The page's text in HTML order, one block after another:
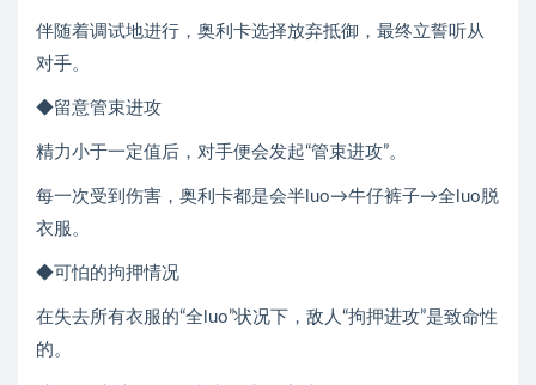
伴随着调试地进行，奥利卡选择放弃抵御，最终立誓听从
对手。
◆留意管束进攻
精力小于一定值后，对手便会发起“管束进攻”。
每一次受到伤害，奥利卡都是会半luo→牛仔裤子→全luo脱
衣服。
◆可怕的拘押情况
在失去所有衣服的“全luo”状况下，敌人“拘押进攻”是致命性
的。